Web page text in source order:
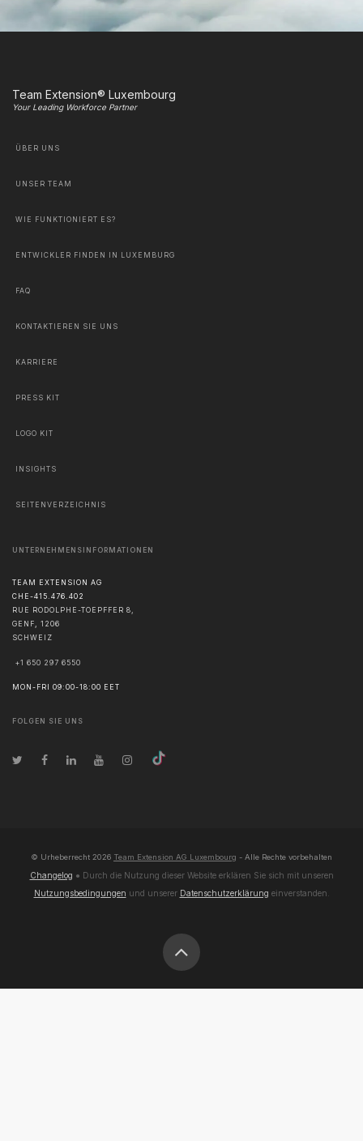
Team Extension® Luxembourg
Your Leading Workforce Partner
ÜBER UNS
UNSER TEAM
WIE FUNKTIONIERT ES?
ENTWICKLER FINDEN IN LUXEMBURG
FAQ
KONTAKTIEREN SIE UNS
KARRIERE
PRESS KIT
LOGO KIT
INSIGHTS
SEITENVERZEICHNIS
UNTERNEHMENSINFORMATIONEN
TEAM EXTENSION AG
CHE-415.476.402
RUE RODOLPHE-TOEPFFER 8,
GENF
1206
SCHWEIZ
+1 650 297 6550
MON-FRI 09:00-18:00 EET
FOLGEN SIE UNS
© Urheberrecht 2026 Team Extension AG Luxembourg - Alle Rechte vorbehalten
Changelog ● Durch die Nutzung dieser Website erklären Sie sich mit unseren
Nutzungsbedingungen und unserer Datenschutzerklärung einverstanden.